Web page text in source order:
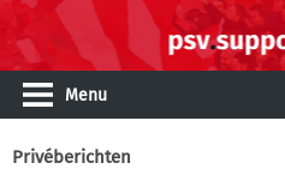
Menu
Privéberichten